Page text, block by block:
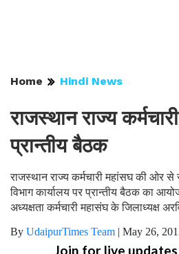
Home Hindi News
राजस्थान राज्य
प्रान्तीय बैठक
राजस्थान राज्य कर्मचारी महांसघ की ओर से
विभाग कार्यालय पर प्रान्तीय बैठक का
अध्यक्षता कर्मचारी महासंघ के जिलाध्यक्ष
By UdaipurTimes Team | May 26,
Join for live